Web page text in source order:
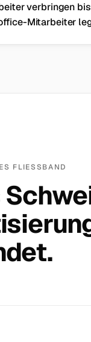
verbringen
Mitarbeiter
FLIESSBAND